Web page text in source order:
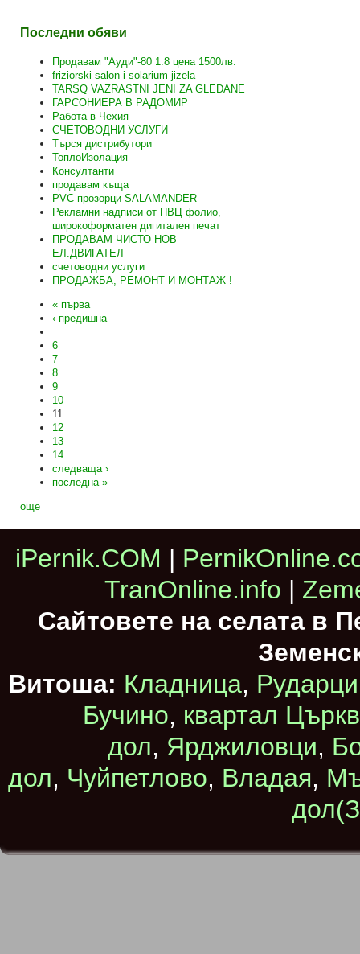
Последни обяви
Продавам "Ауди"-80 1.8 цена 1500лв.
friziorski salon i solarium jizela
TARSQ VAZRASTNI JENI ZA GLEDANE
ГАРСОНИЕРА В РАДОМИР
Работа в Чехия
СЧЕТОВОДНИ УСЛУГИ
Търся дистрибутори
ТоплоИзолация
Консултанти
продавам къща
PVC прозорци SALAMANDER
Рекламни надписи от ПВЦ фолио,
широкоформатен дигитален печат
ПРОДАВАМ ЧИСТО НОВ
ЕЛ.ДВИГАТЕЛ
счетоводни услуги
ПРОДАЖБА, РЕМОНТ И МОНТАЖ !
« първа
‹ предишна
…
6
7
8
9
10
11
12
13
14
следваща ›
последна »
още
iPernik.COM |
TranOnline.info |
Сайтовете на селата в
Витоша: Кладница, Рударци
Бучино, квартал
дол, Ярджиловци,
дол, Чуйпетлово, Владая,